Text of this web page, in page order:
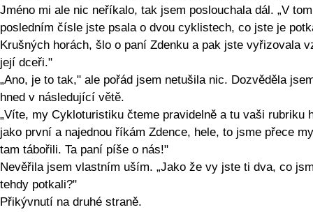
Jméno mi ale nic neříkalo, tak jsem poslouchala dál. „V tom
posledním čísle jste psala o dvou cyklistech, co jste je
Krušných horách, šlo o paní Zdenku a pak jste vyřizovala
její dceři."
„Ano, je to tak," ale pořád jsem netušila nic. Dozvěděla
hned v následující větě.
„Víte, my Cykloturistiku čteme pravidelně a tu vaši rubriku
jako první a najednou říkám Zdence, hele, to jsme přece
tam tábořili. Ta paní píše o nás!"
Nevěřila jsem vlastním uším. „Jako že vy jste ti dva, co
tehdy potkali?"
Přikývnutí na druhé straně.